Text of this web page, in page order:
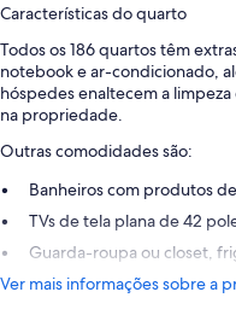
Características do quarto
Todos os 186 quartos têm
notebook e ar-condicionado,
hóspedes enaltecem a
na propriedade.
Outras comodidades são:
Banheiros com produtos
TVs de tela plana de 42
Guarda-roupa ou closet,
Ver mais informações sobre a